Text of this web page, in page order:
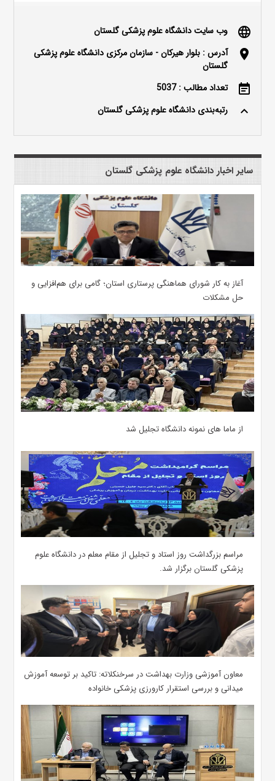
language وب سایت دانشگاه علوم پزشکی گلستان
location_on
آدرس : بلوار هیرکان - سازمان مرکزی دانشگاه علوم پزشکی
گلستان
event_note تعداد مطالب : 5037
keyboard_arrow_up رتبه‌بندی دانشگاه علوم پزشکی گلستان
سایر اخبار دانشگاه علوم پزشکی گلستان
آغاز به کار شورای هماهنگی پرستاری استان؛ گامی برای هم‌افزایی و
حل مشکلات
از ماما های نمونه دانشگاه تجلیل شد
مراسم بزرگداشت روز استاد و تجلیل از مقام معلم در دانشگاه علوم
پزشکی گلستان برگزار شد.‌
معاون آموزشی وزارت بهداشت در سرخنکلاته: تاکید بر توسعه آموزش
میدانی و بررسی استقرار کارورزی پزشکی ‌خانواده